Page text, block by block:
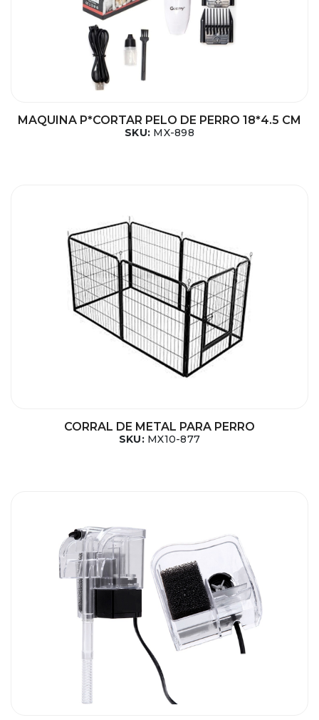
MAQUINA P*CORTAR PELO DE PERRO 18*4.5 CM
SKU: MX-898
CORRAL DE METAL PARA PERRO
SKU: MX10-877